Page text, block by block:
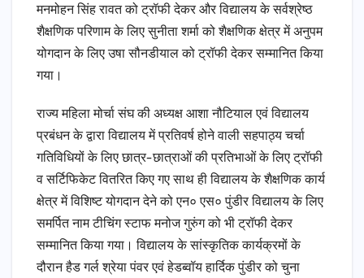
मनमोहन सिंह रावत को ट्रॉफी देकर और विद्यालय के सर्वश्रेष्ठ
शैक्षणिक परिणाम के लिए सुनीता शर्मा को शैक्षणिक क्षेत्र में अनुपम
योगदान के लिए उषा सौनडीयाल को ट्रॉफी देकर सम्मानित किया
गया।
राज्य महिला मोर्चा संघ की अध्यक्ष आशा नौटियाल एवं विद्यालय
प्रबंधन के द्वारा विद्यालय में प्रतिवर्ष होने वाली सहपाठ्य चर्चा
गतिविधियों के लिए छात्र-छात्राओं की प्रतिभाओं के लिए ट्रॉफी
व सर्टिफिकेट वितरित किए गए साथ ही विद्यालय के शैक्षणिक कार्य
क्षेत्र में विशिष्ट योगदान देने को एन० एस० पुंडीर विद्यालय के लिए
समर्पित नाम टीचिंग स्टाफ मनोज गुरुंग को भी ट्रॉफी देकर
सम्मानित किया गया। विद्यालय के सांस्कृतिक कार्यक्रमों के
दौरान हैड गर्ल श्रेया पंवर एवं हेडब्वॉय हार्दिक पुंडीर को चुना